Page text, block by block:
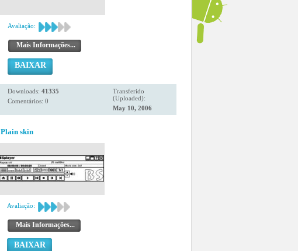
Avaliação:
Mais Informações...
BAIXAR
Downloads: 41335
Comentários: 0
Transferido
(Uploaded):
May 10, 2006
Plain skin
Avaliação:
Mais Informações...
BAIXAR